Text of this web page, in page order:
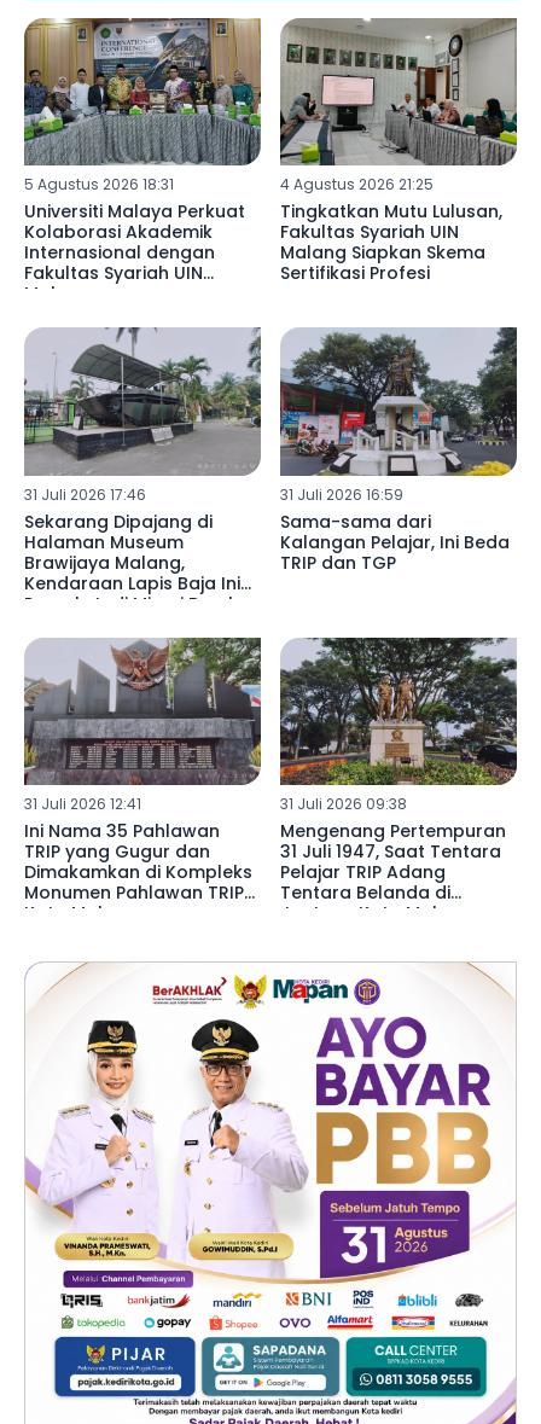
5 Agustus 2026 18:31
Universiti Malaya Perkuat
Kolaborasi Akademik
Internasional dengan
Fakultas Syariah UIN
Malang
4 Agustus 2026 21:25
Tingkatkan Mutu Lulusan,
Fakultas Syariah UIN
Malang Siapkan Skema
Sertifikasi Profesi
31 Juli 2026 17:46
Sekarang Dipajang di
Halaman Museum
Brawijaya Malang,
Kendaraan Lapis Baja Ini
Pernah Jadi Mimpi Buruk
31 Juli 2026 16:59
Sama-sama dari
Kalangan Pelajar, Ini Beda
TRIP dan TGP
31 Juli 2026 12:41
Ini Nama 35 Pahlawan
TRIP yang Gugur dan
Dimakamkan di Kompleks
Monumen Pahlawan TRIP
Kota Malang
31 Juli 2026 09:38
Mengenang Pertempuran
31 Juli 1947, Saat Tentara
Pelajar TRIP Adang
Tentara Belanda di
Jantung Kota Malang